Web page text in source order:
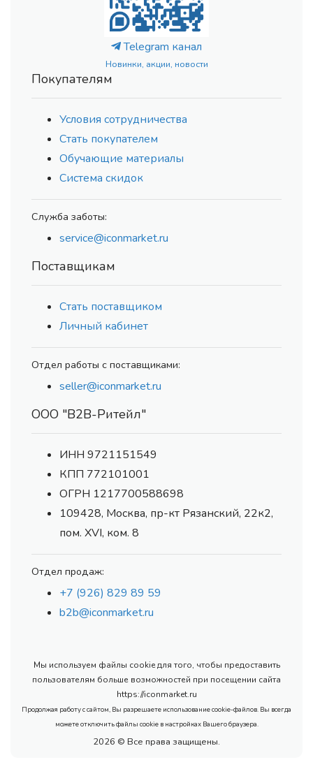
Telegram канал
Новинки, акции, новости
Покупателям
Условия сотрудничества
Стать покупателем
Обучающие материалы
Система скидок
Служба заботы:
service@iconmarket.ru
Поставщикам
Стать поставщиком
Личный кабинет
Отдел работы с поставщиками:
seller@iconmarket.ru
ООО "В2В-Ритейл"
ИНН 9721151549
КПП 772101001
ОГРН 1217700588698
109428, Москва, пр-кт Рязанский, 22к2,
пом. XVI, ком. 8
Отдел продаж:
+7 (926) 829 89 59
b2b@iconmarket.ru
Мы используем файлы cookie для того, чтобы предоставить
пользователям больше возможностей при посещении сайта
https://iconmarket.ru
Продолжая работу с сайтом, Вы разрешаете использование cookie-файлов. Вы всегда
можете отключить файлы cookie в настройках Вашего браузера.
2026 © Все права защищены.